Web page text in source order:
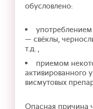
обусловлено:
— свёклы,
т.д.,
приемом
активированного
висмутовых
Опасная причина